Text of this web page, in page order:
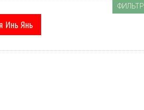
ФИЛЬТР
Инь Янь